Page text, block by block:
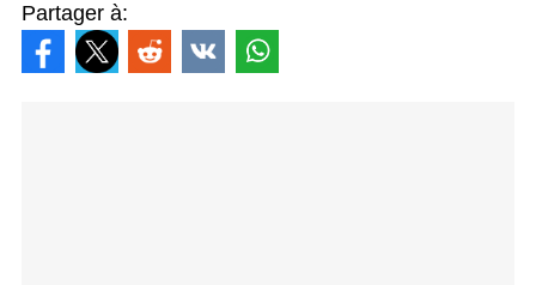
Partager à: